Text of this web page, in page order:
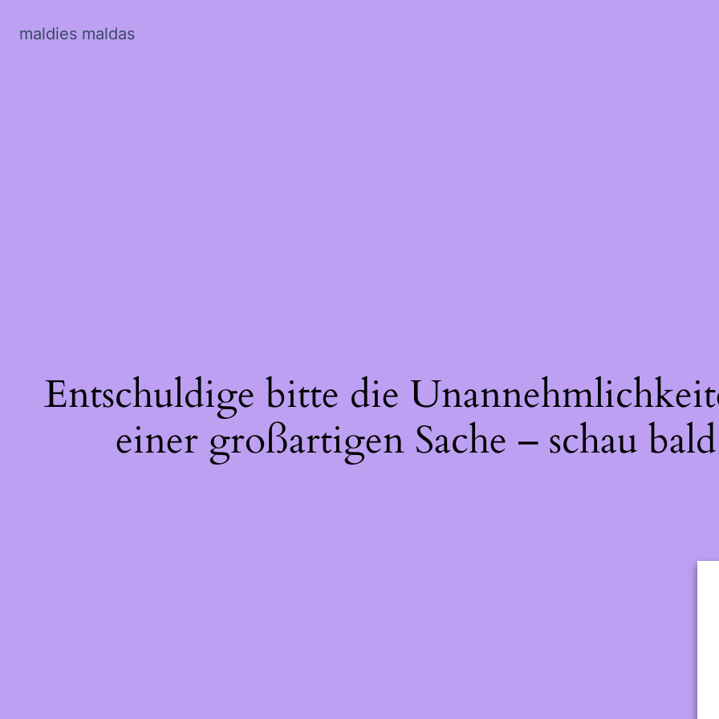
maldies maldas
Entschuldige bitte die
einer großartigen Sache – schau